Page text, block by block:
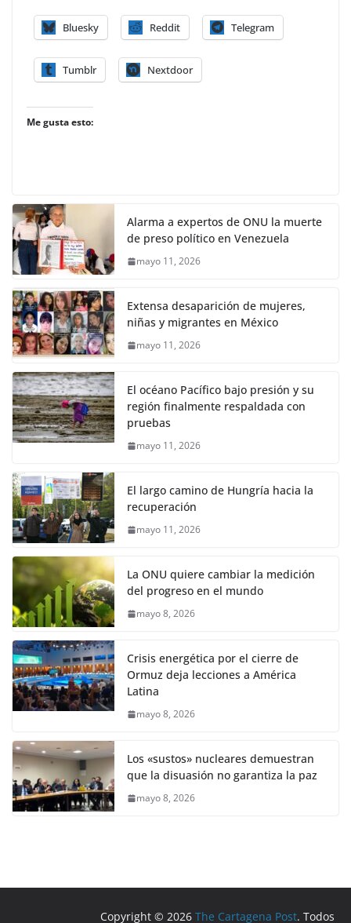
Bluesky Reddit Telegram
Tumblr Nextdoor
Me gusta esto:
Alarma a expertos de ONU la muerte
de preso político en Venezuela
mayo 11, 2026
Extensa desaparición de mujeres,
niñas y migrantes en México
mayo 11, 2026
El océano Pacífico bajo presión y su
región finalmente respaldada con
pruebas
mayo 11, 2026
El largo camino de Hungría hacia la
recuperación
mayo 11, 2026
La ONU quiere cambiar la medición
del progreso en el mundo
mayo 8, 2026
Crisis energética por el cierre de
Ormuz deja lecciones a América
Latina
mayo 8, 2026
Los «sustos» nucleares demuestran
que la disuasión no garantiza la paz
mayo 8, 2026
Copyright © 2026The Cartagena Post. Todos